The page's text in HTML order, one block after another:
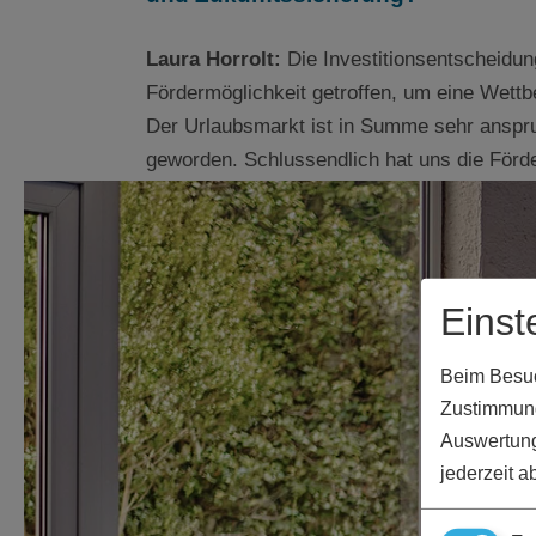
Laura Horrolt: Die
Fördermöglichkeit getroffen, um eine
Der Urlaubsmarkt ist in Summe sehr
geworden. Schlussendlich hat uns die
die unvorhergesehenen Teuerungen zu
Wie haben Sie jeweils den
über die Antragstellung bis hin zur
Laura Horrolt:Unkompliziert! Im
allem auch bei der Regierung. In einem
letztlich alle Punkte klären und auch den
Beim
jederzeit